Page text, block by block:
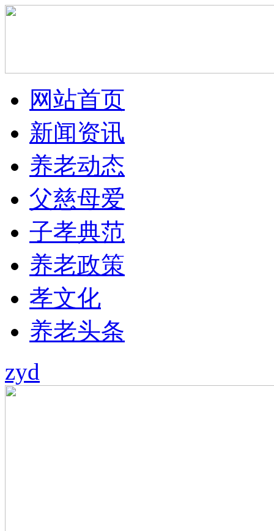
网站首页
新闻资讯
养老动态
父慈母爱
子孝典范
养老政策
孝文化
养老头条
zyd